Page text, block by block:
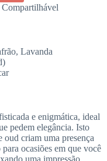
Lavanda
e enigmática, ideal
pedem elegância. Isto
oud criam uma presença
ocasiões em que você
uma impressão